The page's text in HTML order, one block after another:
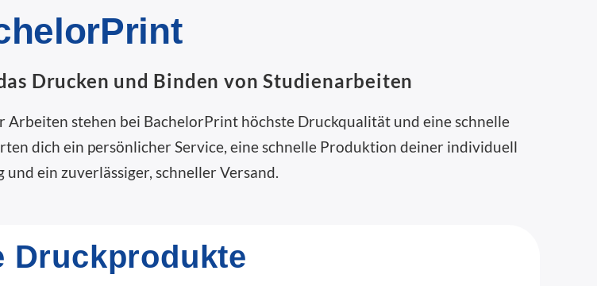
Drucken und Binden von Studienarbeiten
Arbeiten stehen bei BachelorPrint höchste Druckqualität und eine schnelle
dich ein persönlicher Service, eine schnelle Produktion deiner individuell
ein zuverlässiger, schneller Versand.
Druckprodukte